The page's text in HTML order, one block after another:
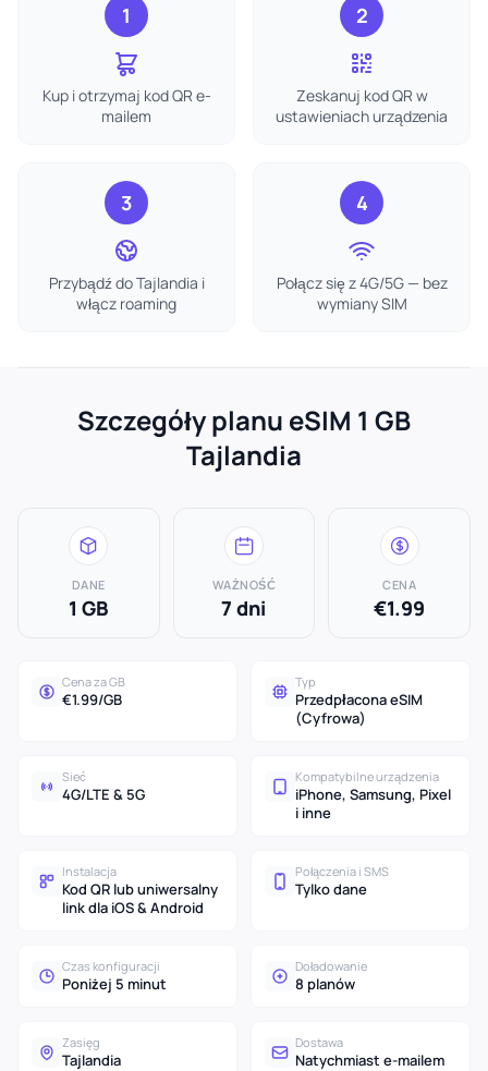
1
Kup i otrzymaj kod QR e-
mailem
2
Zeskanuj kod QR w
ustawieniach urządzenia
3
Przybądź do Tajlandia i
włącz roaming
4
Połącz się z 4G/5G — bez
wymiany SIM
Szczegóły planu eSIM 1 GB
Tajlandia
DANE
1 GB
WAŻNOŚĆ
7 dni
CENA
€1.99
Cena za GB
€1.99/GB
Typ
Przedpłacona eSIM
(Cyfrowa)
Sieć
4G/LTE & 5G
Kompatybilne urządzenia
iPhone, Samsung, Pixel
i inne
Instalacja
Kod QR lub uniwersalny
link dla iOS & Android
Połączenia i SMS
Tylko dane
Czas konfiguracji
Poniżej 5 minut
Doładowanie
8 planów
Zasięg
Tajlandia
Dostawa
Natychmiast e-mailem